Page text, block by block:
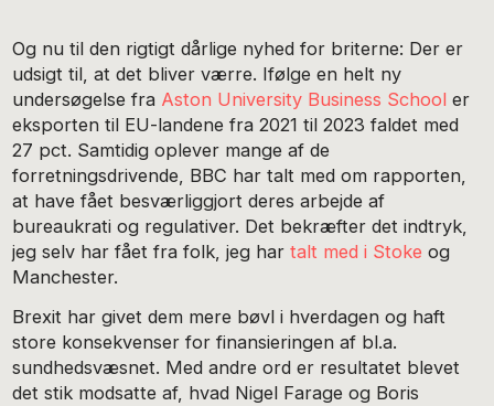
Og nu til den rigtigt dårlige nyhed for briterne: Der er
udsigt til, at det bliver værre. Ifølge en helt ny
undersøgelse fra Aston University Business School er
eksporten til EU-landene fra 2021 til 2023 faldet med
27 pct. Samtidig oplever mange af de
forretningsdrivende, BBC har talt med om rapporten,
at have fået besværliggjort deres arbejde af
bureaukrati og regulativer. Det bekræfter det indtryk,
jeg selv har fået fra folk, jeg hartalt med i Stoke og
Manchester.
Brexit har givet dem mere bøvl i hverdagen og haft
store konsekvenser for finansieringen af bl.a.
sundhedsvæsnet. Med andre ord er resultatet blevet
det stik modsatte af, hvad Nigel Farage og Boris